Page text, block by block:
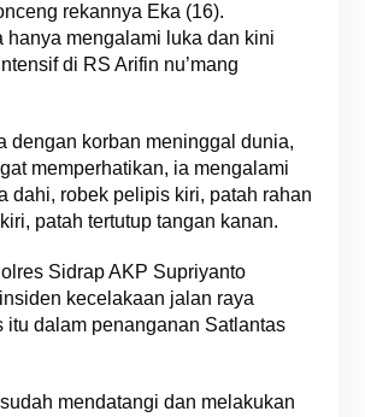
rekannya Eka (16).
hanya mengalami luka dan kini
di RS Arifin nu’mang
dengan korban meninggal dunia,
memperhatikan, ia mengalami
dahi, robek pelipis kiri, patah rahan
patah tertutup tangan kanan.
Sidrap AKP Supriyanto
kecelakaan jalan raya
itu dalam penanganan Satlantas
mendatangi dan melakukan